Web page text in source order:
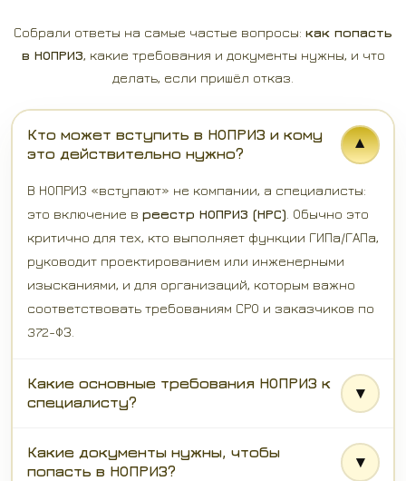
Собрали ответы на самые частые вопросы: как попасть
в НОПРИЗ, какие требования и документы нужны, и что
делать, если пришёл отказ.
Кто может вступить в НОПРИЗ и кому
это действительно нужно?
В НОПРИЗ «вступают» не компании, а специалисты:
это включение в реестр НОПРИЗ (НРС) . Обычно это
критично для тех, кто выполняет функции ГИПа/ГАПа,
руководит проектированием или инженерными
изысканиями, и для организаций, которым важно
соответствовать требованиям СРО и заказчиков по
372-ФЗ.
Какие основные требования НОПРИЗ к
специалисту?
Какие документы нужны, чтобы
попасть в НОПРИЗ?